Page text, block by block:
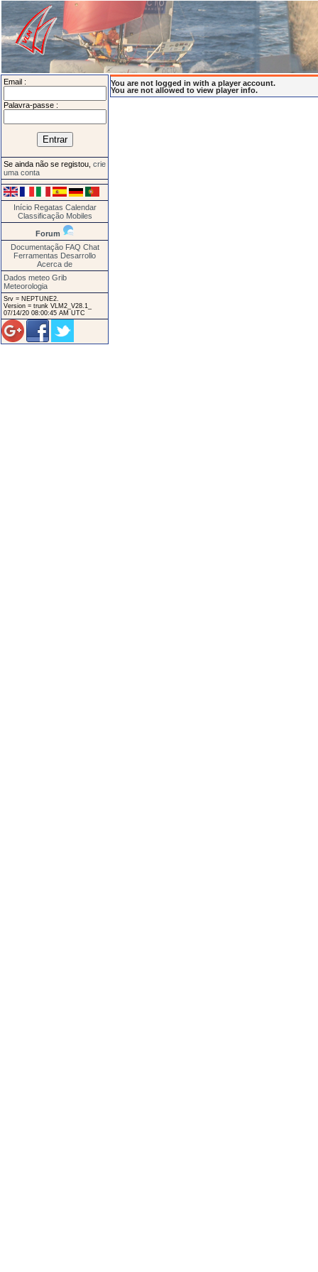
Email :
Palavra-passe :
Se ainda não se registou, crie
uma conta
Início Regatas Calendar
Classificação Mobiles
Forum
Documentação FAQ Chat
Ferramentas Desarrollo
Acerca de
Dados meteo Grib
Meteorologia
Srv = NEPTUNE2.
Version = trunk VLM2_V28.1_
07/14/20 08:00:45 AM UTC
You are not logged in with a player account.
You are not allowed to view player info.